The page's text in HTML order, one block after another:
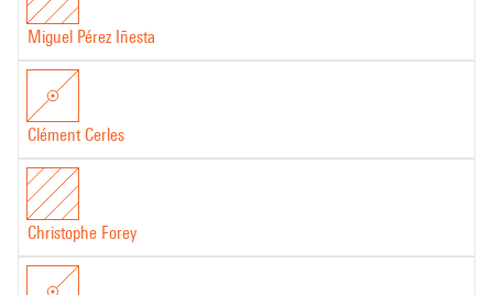
Miguel Pérez Iñesta
Clément Cerles
Christophe Forey